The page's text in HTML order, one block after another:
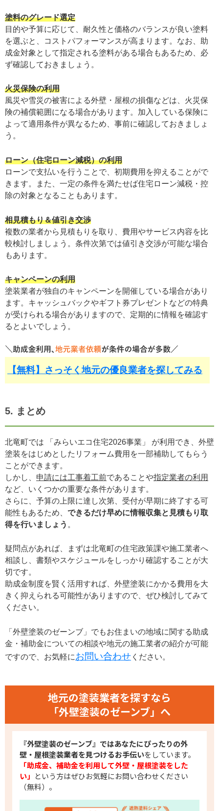
塗料のグレード選定
目的や予算に応じて、耐久性と価格のバランスが良い塗料
を選ぶと、コストパフォーマンスが高まります。なお、助
成金対象として指定される塗料がある場合もあるため、必
ず確認しておきましょう。
火災保険の利用
風災や雪災の被害による外壁・屋根の損傷などは、火災保
険の補償範囲になる場合があります。加入している保険に
よって適用条件が異なるため、事前に確認しておきましょ
う。
ローン（住宅ローン減税）の利用
ローンで支払いを行うことで、初期費用を抑えることがで
きます。また、一定の条件を満たせば住宅ローン減税・控
除の対象となることもあります。
相見積もり＆値引き交渉
複数の業者から見積もりを取り、費用やサービス内容を比
較検討しましょう。条件次第では値引き交渉が可能な場合
もあります。
キャンペーンの利用
塗装業者が独自のキャンペーンを開催している場合があり
ます。キャッシュバックやギフト券プレゼントなどの特典
が受けられる場合がありますので、定期的に情報を確認す
るとよいでしょう。
【無料】さっそく地元の優良業者を探してみる
5. まとめ
北竜町では 「みらいエコ住宅2026事業」 が利用でき、外壁
塗装をはじめとしたリフォーム費用を一部補助してもらう
ことができます。
しかし、 申請には工事着工前であることや指定業者の利用
など、いくつかの重要な条件があります。
さらに、予算の上限に達し次第、受付が早期に終了する可
能性もあるため、 できるだけ早めに情報収集と見積もり取
得を行いましょう 。
疑問点があれば、まずは北竜町の住宅政策課や施工業者へ
相談し、書類やスケジュールをしっかり確認することが大
切です。
助成金制度を賢く活用すれば、外壁塗装にかかる費用を大
きく抑えられる可能性がありますので、ぜひ検討してみて
ください。
「外壁塗装のゼーンブ」でもお住まいの地域に関する助成
金・補助金についての相談や地元の施工業者の紹介が可能
ですので、お気軽にお問い合わせ ください。
地元の塗装業者を探すなら​
「外壁塗装のゼーンブ」へ
『外壁塗装のゼーンブ』ではあなたにぴったりの外
壁・屋根塗装業者を見つけるお手伝いをしています。
「助成金、補助金を利用して外壁・屋根塗装をした
い」 という方はぜひお気軽にお問い合わせください
（無料）。